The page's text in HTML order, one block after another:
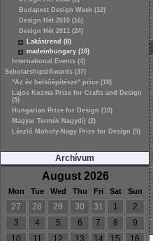
Budapest Design Week (12)
Design Hét 2010 (16)
Design Hét 2011 (24)
Lakástrend (8)
madeinhungary (10)
International Events (4)
Scholarships/Awards (37)
"Az év belsőépítésze" price (10)
Lajos Kozma Prize for Crafts and Design
(5)
Hungarian Prize for Design (10)
Magyar Termék Nagydíj (2)
László Moholy-Nagy Prize for Design (9)
Archívum
August 2026
Mon Tue Wed Thu Fri Sat Sun
27 28 29 30 31 1
2
3
4 5 6 7 8
9
10
11 12 13 14 15
16